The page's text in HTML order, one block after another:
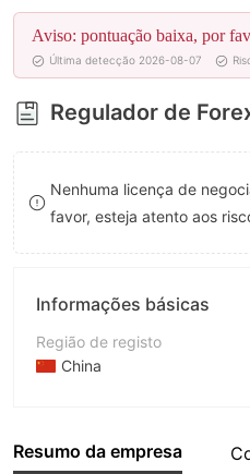
4
5
6
7
8
9
Aviso: pontuação baixa, por
Última detecção 2026-08-07
Regulador de
Nenhuma licença de
favor, esteja atento aos
Informações básicas
Região de registo
China
Empresa
Resumo da empresa